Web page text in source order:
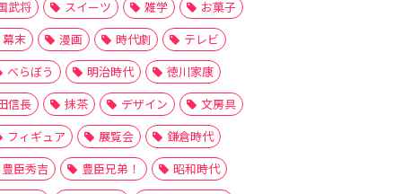
武将
スイーツ 雑学
お菓子
幕末
漫画 時代劇
テレビ
べらぼう
明治時代
徳川家康
信長
抹茶 デザイン
文房具
フィギュア
展覧会
鎌倉時代
豊臣秀吉
豊臣兄弟！
昭和時代